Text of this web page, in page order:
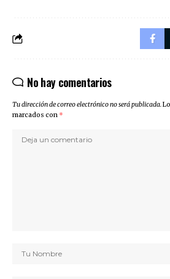
No hay comentarios
Tu dirección de correo electrónico no será publicada.
marcados con *